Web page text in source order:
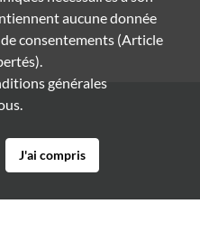
aucune donnée
consentements (Article
générales
J'ai compris